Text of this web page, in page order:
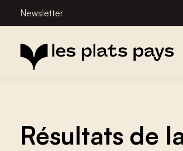
Newsletter
Résultats de